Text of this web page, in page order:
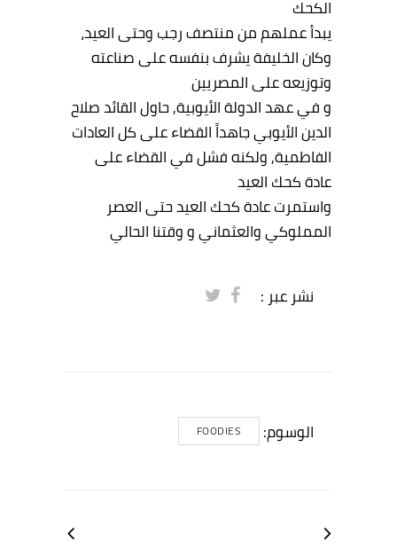
الكحك
يبدأ عملهم من منتصف رجب وحتى العيد،
وكان الخليفة يشرف بنفسه على صناعته
وتوزيعه على المصريين
و في عهد الدولة الأيوبية, حاول القائد صلاح
الدين الأيوبي جاهداً القضاء على كل العادات
الفاطمية, ولكنه فشل في القضاء على
عادة كحك العيد
واستمرت عادة كحك العيد حتى العصر
المملوكي والعثماني و وقتنا الحالي
نشر عبر :
الوسوم: FOODIES